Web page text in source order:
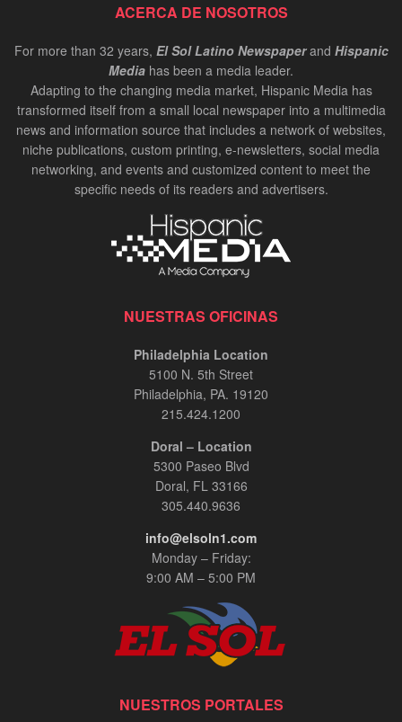
ACERCA DE NOSOTROS
For more than 32 years, El Sol Latino Newspaperand Hispanic
Media has been a media leader.
Adapting to the changing media market, Hispanic Media has
transformed itself from a small local newspaper into a multimedia
news and information source that includes a network of websites,
niche publications, custom printing, e-newsletters, social media
networking, and events and customized content to meet the
specific needs of its readers and advertisers.
NUESTRAS OFICINAS
Philadelphia Location
5100 N. 5th Street
Philadelphia, PA. 19120
215.424.1200
Doral – Location
5300 Paseo Blvd
Doral, FL 33166
305.440.9636
info@elsoln1.com
Monday – Friday:
9:00 AM – 5:00 PM
NUESTROS PORTALES